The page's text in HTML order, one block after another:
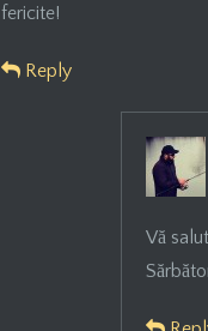
fericite!
Reply
Vă